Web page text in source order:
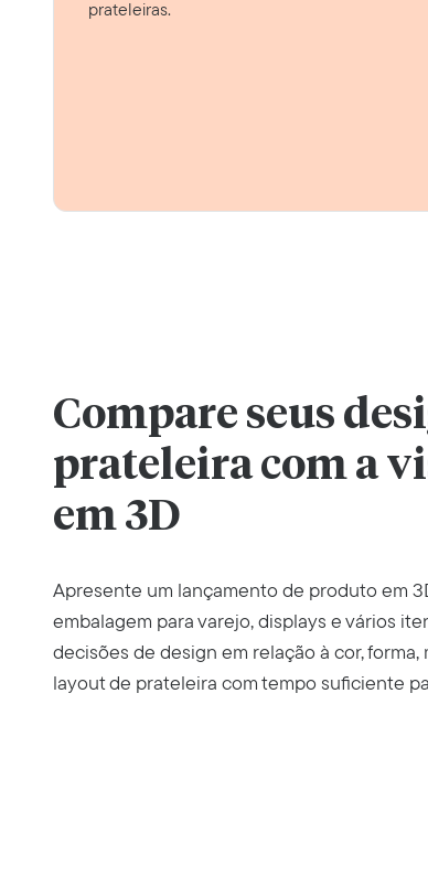
prateleiras.
Compare seus
prateleira com a
em 3D
Apresente um lançamento de produto em
embalagem para varejo, displays e vários
decisões de design em relação à cor,
layout de prateleira com tempo suficiente